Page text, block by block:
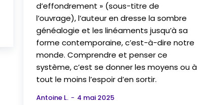
d’effondrement » (sous-titre de
l’ouvrage), l’auteur en dresse la sombre
généalogie et les linéaments jusqu’à sa
forme contemporaine, c’est-à-dire notre
monde. Comprendre et penser ce
système, c’est se donner les moyens ou à
tout le moins l’espoir d’en sortir.
Antoine L. - 4 mai 2025